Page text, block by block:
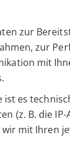
zur
zur
mit
es
(z. B. die IP-
mit Ihren